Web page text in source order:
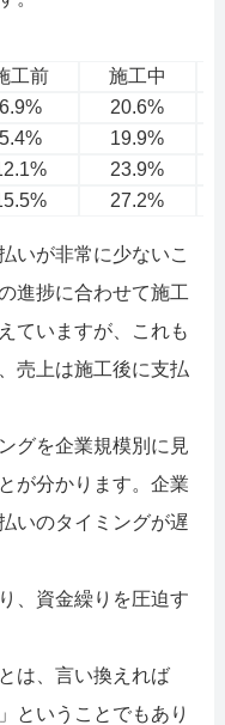
工前
施工中
6.9%
20.6%
5.4%
19.9%
23.9%
27.2%
いが非常に少ないこ
進捗に合わせて施工
ていますが、これも
売上は施工後に支払
グを企業規模別に見
が分かります。企業
いのタイミングが遅
、資金繰りを圧迫す
は、言い換えれば
ということでもあり